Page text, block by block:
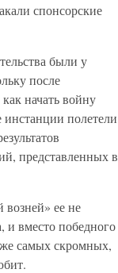
спонсорские
были у
после
начать войну
полетели
представленных в
ее не
и вместо победного
самых скромных,